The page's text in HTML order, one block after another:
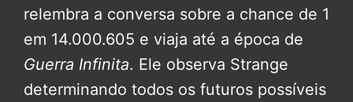
relembra a conversa sobre a chance de 1
em 14.000.605 e viaja até a época de
Guerra Infinita. Ele observa Strange
determinando todos os futuros possíveis